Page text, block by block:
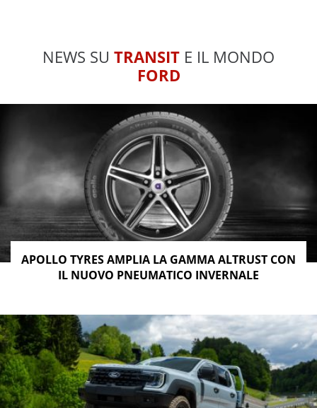
NEWS SU TRANSIT E IL MONDO
FORD
APOLLO TYRES AMPLIA LA GAMMA ALTRUST CON
IL NUOVO PNEUMATICO INVERNALE